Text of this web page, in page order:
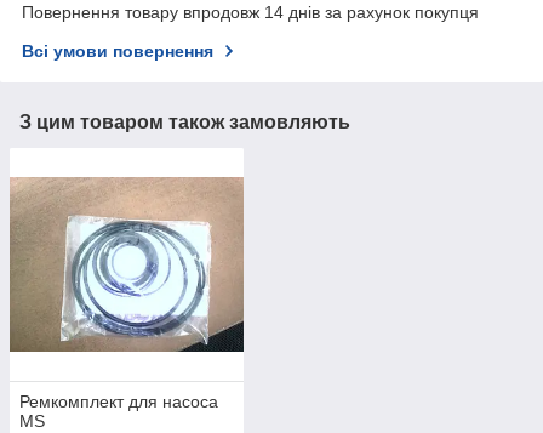
Повернення товару впродовж 14 днів за рахунок покупця
Всі умови повернення
З цим товаром також замовляють
Ремкомплект для насоса
MS